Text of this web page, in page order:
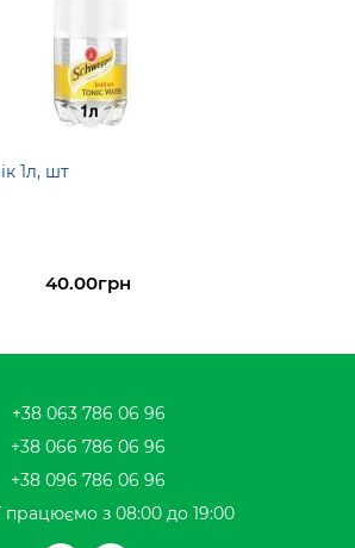
1л, шт
40.00грн
+38 063 786 06 96
+38 066 786 06 96
+38 096 786 06 96
з 08:00 до 19:00